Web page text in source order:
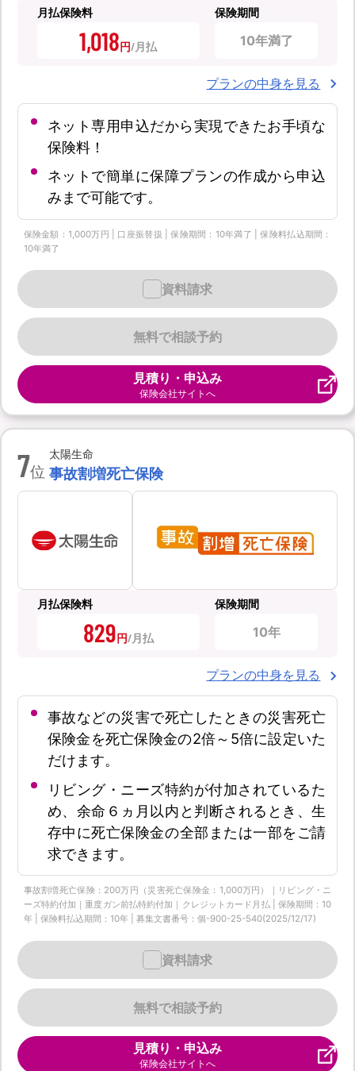
月払保険料
1,018円
保険期間
10年満了
プランの中身を見る
ネット専用申込だから実現できたお手頃な
保険料！
ネットで簡単に保障プランの作成から申込
みまで可能です。
保険金額：1,000万円 | 口座振替扱 | 保険期間：10年満了 | 保険料払込期間：
10年満了
無料で相談予約
資料請求
見積り・申込み
保険会社サイトへ
7位
太陽生命
事故割増死亡保険
月払保険料
829円
保険期間
10年
プランの中身を見る
事故などの災害で死亡したときの災害死亡
保険金を死亡保険金の2倍～5倍に設定いた
だけます。
リビング・ニーズ特約が付加されているた
め、余命６ヵ月以内と判断されるとき、生
存中に死亡保険金の全部または一部をご請
求できます。
事故割増死亡保険：200万円（災害死亡保険金：1,000万円）｜リビング・ニ
ーズ特約付加｜重度ガン前払特約付加｜クレジットカード月払 | 保険期間：10
年 | 保険料払込期間：10年 | 募集文書番号：個-900-25-540(2025/12/17)
無料で相談予約
資料請求
見積り・申込み
保険会社サイトへ